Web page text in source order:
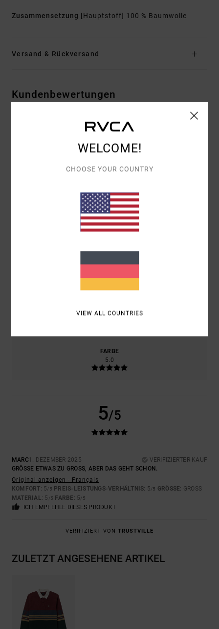
Zusammensetzung [Hauptstoff] 100 % Baumwolle
Versand & Rückversand
Kundenbewertungen
DURCHSCHNITTLICHE BEWERTUNG
5.0
DEZEMBER 2025
100% UNSERER KUNDEN EMPFEHLEN DIESES PRODUKT
KOMFORT
5.0
GRÖSSE
MATERIAL
FARBE
5.0
5/5
MARC1. DEZEMBER 2025
VERIFIZIERTER KAUF
GRÖSSE ETWAS ZU GROSS, ABER DAS GEHT SCHON.
Original anzeigen - Français
KOMFORT: 5/5 PREIS-LEISTUNGS-VERHÄLTNIS: 5/5 GRÖSSE : GROSS
MATERIAL: 5 /5 FARBE : 5/5
ICH EMPFEHLE DIESES PRODUKT
VERIFIZIERT VON TRUSTVILLE
ZULETZT ANGESEHENE ARTIKEL
WELCOME!
CHOOSE YOUR COUNTRY
VIEW ALL COUNTRIES